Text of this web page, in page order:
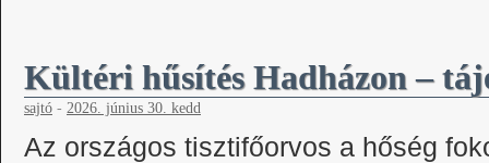
Kültéri hűsítés Hadházon –
sajtó - 2026. június 30. kedd
Az országos tisztifőorvos a hőség